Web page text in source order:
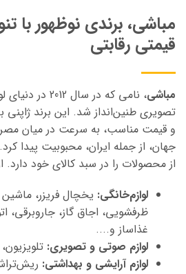
مباشی، برندی نوظهور با
قیمتی رقابتی
مباشی،
نامی که در سال
تصویری طنین‌انداز شد. این برند ژاپنی
و قیمت مناسب، به سرعت در میان
جهان، از جمله ایران، محبوبیت پیدا کرد.
از محصولات را در سبد کالای خود دارد.
لوازم‌خانگی: یخچال فریزر،
ظرفشویی، اجاق گاز، جاروبرقی،
غذاساز و....
لوازم صوتی و تصویری:
لوازم آرایشی و بهداشتی: